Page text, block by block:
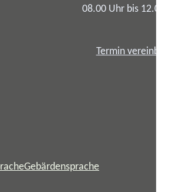
08.00 Uhr bis 12.00 Uhr
Termin vereinbaren
Gebärdensprache